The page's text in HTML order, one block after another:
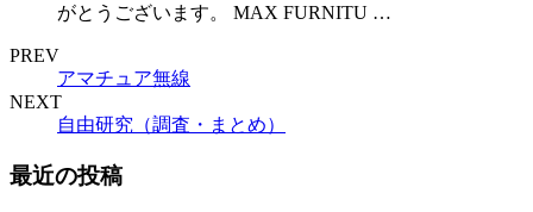
がとうございます。 MAX FURNITU …
PREV
アマチュア無線
NEXT
自由研究（調査・まとめ）
最近の投稿